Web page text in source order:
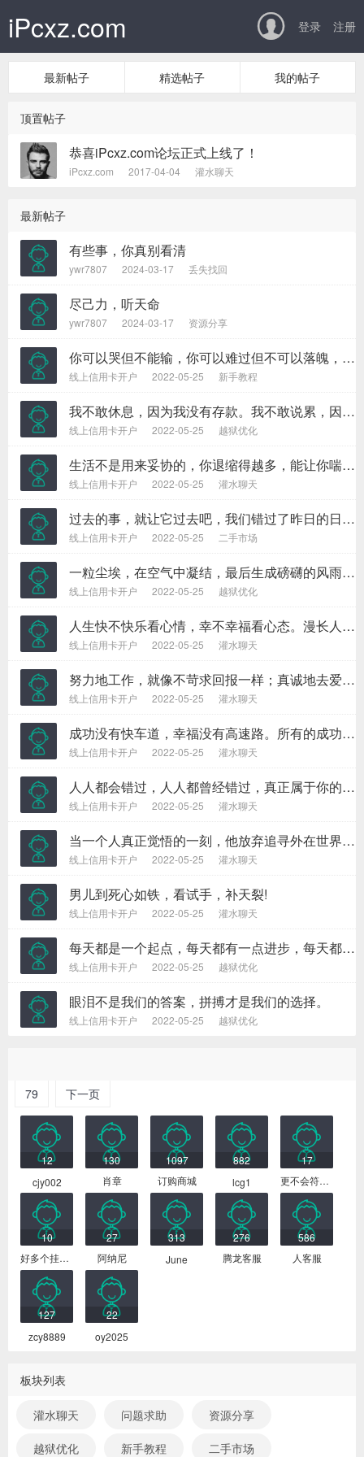
iPcxz.com  登录 注册
最新帖子 精选帖子 我的帖子
顶置帖子
恭喜iPcxz.com论坛正式上线了！
iPcxz.com 2017-04-04 灌水聊天
最新帖子
有些事，你真别看清
ywr7807 2024-03-17 丢失找回
尽己力，听天命
ywr7807 2024-03-17 资源分享
你可以哭但不能输，你可以难过但不可以落魄，你不努力怎么会知道自己可以赢得多少掌声?如果你能每天呐喊遍“我用不着为这一点小事而烦恼”，你会发现，你心里有一种不可思议的力量，试试看，很管用的。
线上信用卡开户 2022-05-25 新手教程
我不敢休息，因为我没有存款。我不敢说累，因为我没有成就。我不敢偷懒，因为我还要生活。我能放弃选择，但是我不能选择放弃。坚强拼搏是我唯一的选择。
线上信用卡开户 2022-05-25 越狱优化
生活不是用来妥协的，你退缩得越多，能让你喘息的空间就越有限。日子不是用来将就的，你表现得越卑微，一些幸福的东西就会离你越远。
线上信用卡开户 2022-05-25 灌水聊天
过去的事，就让它过去吧，我们错过了昨日的日落，再也不能错过今日的日出，保持平衡的心态，以最美好的心情来对待每一天，每一天都会充满阳光，洋溢着希望。
线上信用卡开户 2022-05-25 二手市场
一粒尘埃，在空气中凝结，最后生成磅礴的风雨；一粒沙石，在蚌体内打磨，最后结成昂贵的珍珠。有时候，渺小的开始，可以成就雄伟而宏大的事业；有时候，平凡的开始，可以走出崇高而伟大的人生。
线上信用卡开户 2022-05-25 越狱优化
人生快不快乐看心情，幸不幸福看心态。漫长人生中，什么都不是一眼看到头的，一时的春风得意算不了什么，一时的失败也不能算数。
线上信用卡开户 2022-05-25 灌水聊天
努力地工作，就像不苛求回报一样；真诚地去爱，就像从来没有受过伤害一样；投入地跳舞，就像没有人在一旁看着你一样。这样的生活，肯定可以给你带来快乐。
线上信用卡开户 2022-05-25 灌水聊天
成功没有快车道，幸福没有高速路。所有的成功，都来自不倦的努力和奔跑；所有幸福，都来自平凡的奋斗和坚持。
线上信用卡开户 2022-05-25 灌水聊天
人人都会错过，人人都曾经错过，真正属于你的，永远不会错过。
线上信用卡开户 2022-05-25 灌水聊天
当一个人真正觉悟的一刻，他放弃追寻外在世界的财富，而开始追寻他?刃氖澜绲恼嬲?财富。
线上信用卡开户 2022-05-25 灌水聊天
男儿到死心如铁，看试手，补天裂!
线上信用卡开户 2022-05-25 灌水聊天
每天都是一个起点，每天都有一点进步，每天都有一点收获!
线上信用卡开户 2022-05-25 越狱优化
眼泪不是我们的答案，拼搏才是我们的选择。
线上信用卡开户 2022-05-25 越狱优化
79
下一页
最新会员
12
cjy002
130
肖章
1097
订购商城
882
lcg1
17
更不会符合你
10
好多个挂号费
27
阿纳尼
313
June
276
腾龙客服
586
人客服
127
zcy8889
22
oy2025
板块列表
灌水聊天 问题求助 资源分享
越狱优化 新手教程 二手市场